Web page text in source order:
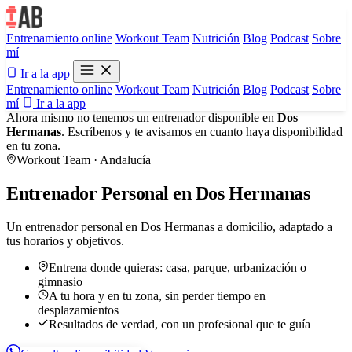
Entrenamiento online Workout Team Nutrición Blog Podcast Sobre
mí
Ir a la app
Entrenamiento online Workout Team Nutrición Blog Podcast Sobre
mí
Ir a la app
Ahora mismo no tenemos un entrenador disponible en Dos
Hermanas. Escríbenos y te avisamos en cuanto haya disponibilidad
en tu zona.
Workout Team · Andalucía
Entrenador Personal en Dos Hermanas
Un entrenador personal en Dos Hermanas a domicilio, adaptado a
tus horarios y objetivos.
Entrena donde quieras: casa, parque, urbanización o
gimnasio
A tu hora y en tu zona, sin perder tiempo en
desplazamientos
Resultados de verdad, con un profesional que te guía